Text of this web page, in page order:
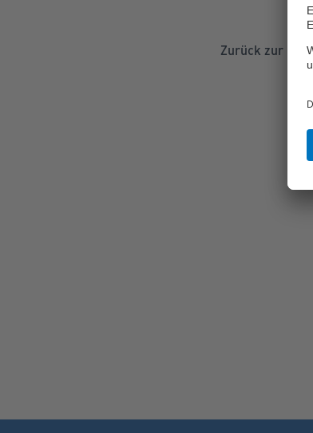
Zurück zur